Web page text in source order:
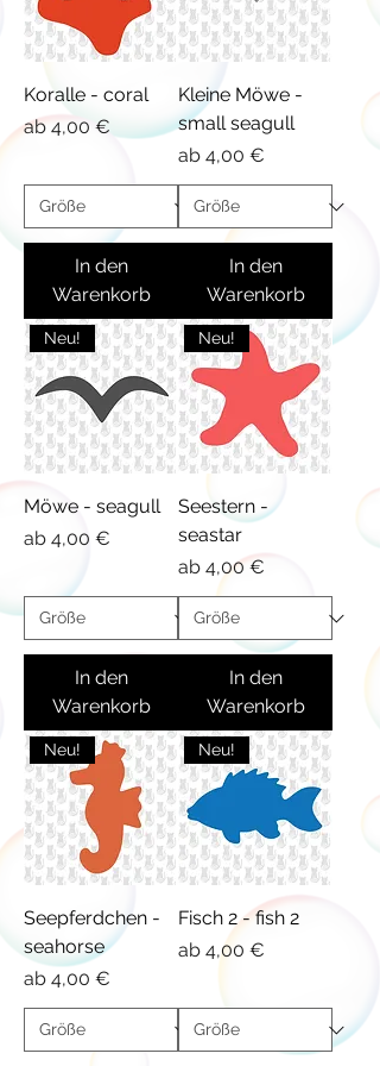
Koralle - coral
ab 4,00 €
Sale-Preis
In den
Warenkorb
Kleine Möwe -
small seagull
ab 4,00 €
Sale-Preis
In den
Warenkorb
Neu!
Möwe - seagull
ab 4,00 €
Sale-Preis
In den
Warenkorb
Neu!
Seestern -
seastar
ab 4,00 €
Sale-Preis
In den
Warenkorb
Neu!
Seepferdchen -
seahorse
ab 4,00 €
Sale-Preis
Neu!
Fisch 2 - fish 2
ab 4,00 €
Sale-Preis